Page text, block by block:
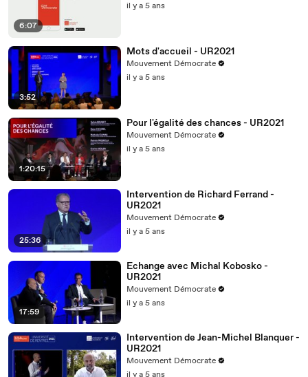
6:07
il y a 5 ans
3:52
Mots d'accueil - UR2021
Mouvement Démocrate
il y a 5 ans
1:20:15
Pour l'égalité des chances - UR2021
Mouvement Démocrate
il y a 5 ans
25:36
Intervention de Richard Ferrand -
UR2021
Mouvement Démocrate
il y a 5 ans
17:59
Echange avec Michal Kobosko -
UR2021
Mouvement Démocrate
il y a 5 ans
Intervention de Jean-Michel Blanquer -
UR2021
Mouvement Démocrate